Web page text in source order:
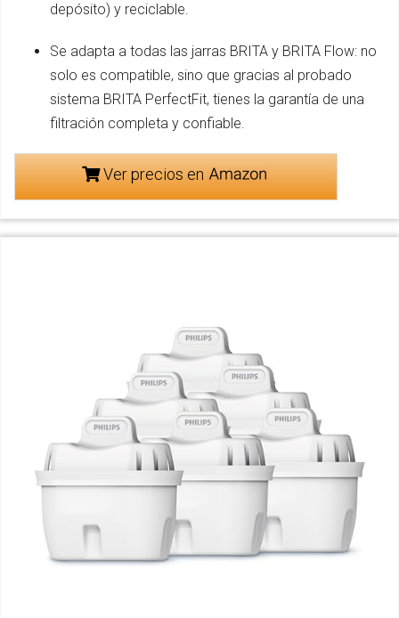
depósito) y reciclable.
Se adapta a todas las jarras BRITA y BRITA Flow: no
solo es compatible, sino que gracias al probado
sistema BRITA PerfectFit, tienes la garantía de una
filtración completa y confiable.
Ver precios en